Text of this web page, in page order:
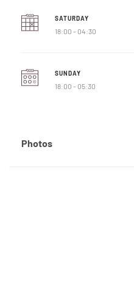
SATURDAY
18:00 - 04:30
SUNDAY
18:00 - 05:30
Photos